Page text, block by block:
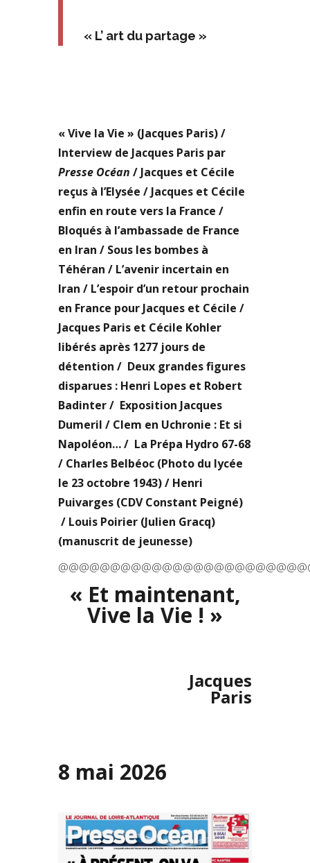
« L’ art du partage »
« Vive la Vie » (Jacques Paris) /
Interview de Jacques Paris par
Presse Océan / Jacques et Cécile
reçus à l’Elysée / Jacques et Cécile
enfin en route vers la France /
Bloqués à l’ambassade de France
en Iran / Sous les bombes à
Téhéran / L’avenir incertain en
Iran / L’espoir d’un retour prochain
en France pour Jacques et Cécile /
Jacques Paris et Cécile Kohler
libérés après 1277 jours de
détention / Deux grandes figures
disparues : Henri Lopes et Robert
Badinter / Exposition Jacques
Dumeril / Clem en Uchronie : Et si
Napoléon… / La Prépa Hydro 67-68
/ Charles Belbéoc (Photo du lycée
le 23 octobre 1943) / Henri
Puivarges (CDV Constant Peigné)
/ Louis Poirier (Julien Gracq)
(manuscrit de jeunesse)
« Et maintenant,
Vive la Vie ! »
Jacques
Paris
8 mai 2026